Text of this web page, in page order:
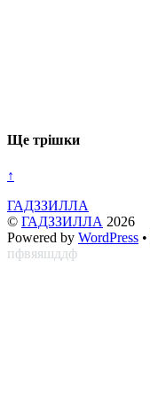
Ще трішки
↑
ГАДЗЗИЛЛА
© ГАДЗЗИЛЛА 2026
Powered by WordPress •
пфвяяшддф